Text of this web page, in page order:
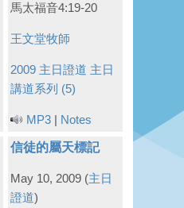
馬太福音4:19-20
王文堂牧師
2009 主日證道 主日
講道系列 (5)
MP3 | Notes
信徒的屬天標記
May 10, 2009 (主日
證道)